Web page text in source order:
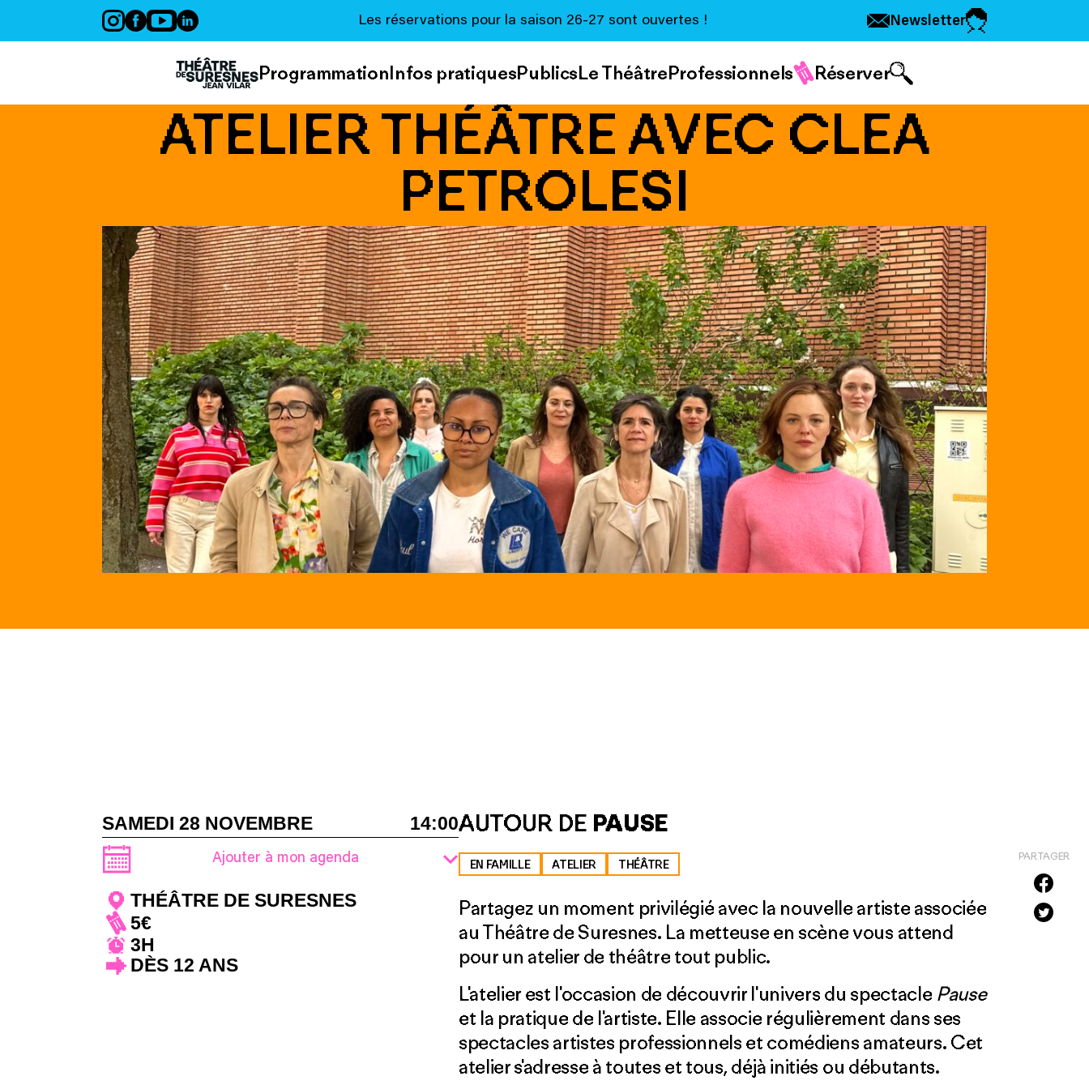
Les réservations pour la saison 26-27 sont ouvertes ! Newsletter
ProgrammationInfos pratiquesPublicsLe ThéâtreProfessionnels Réserver
ATELIER THÉÂTRE AVEC CLEA
PETROLESI
PARTAGER
SAMEDI 28 NOVEMBRE 14:00
Ajouter à mon agenda
THÉÂTRE DE SURESNES
5€
3H
DÈS 12 ANS
AUTOUR DE PAUSE
EN FAMILLE ATELIER THÉÂTRE
Partagez un moment privilégié avec la nouvelle artiste associée
au Théâtre de Suresnes. La metteuse en scène vous attend
pour un atelier de théâtre tout public.
L'atelier est l'occasion de découvrir l'univers du spectacle Pause
et la pratique de l'artiste. Elle associe régulièrement dans ses
spectacles artistes professionnels et comédiens amateurs. Cet
atelier s'adresse à toutes et tous, déjà initiés ou débutants.
Panneau de gestion des cookies